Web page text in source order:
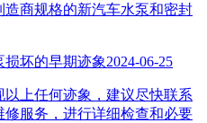
商规格的新汽车水泵和密封
坏的早期迹象2024-06-25
上任何迹象，建议尽快联系
服务，进行详细检查和必要